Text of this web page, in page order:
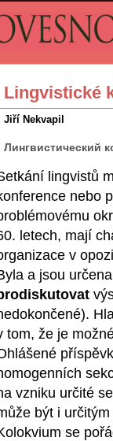
Lingvistické
Jiří Nekvapil
Лингвистический
lingvistů
nebo
letech, mají
v
a jsou
tom, že je
vzniku určité
být i
se